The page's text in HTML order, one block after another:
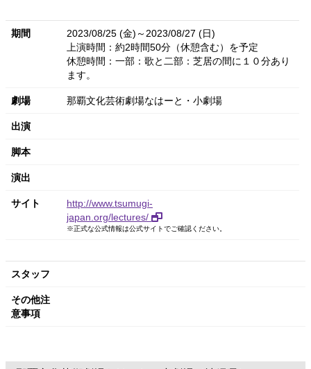
期間
2023/08/25 (金)～2023/08/27 (日)
上演時間：約2時間50分（休憩含む）を予定
休憩時間：一部：歌と二部：芝居の間に１０分あり
ます。
劇場 那覇文化芸術劇場なはーと・小劇場
出演
脚本
演出
サイト
http://www.tsumugi-
japan.org/lectures/
※正式な公式情報は公式サイトでご確認ください。
スタッフ
その他注
意事項